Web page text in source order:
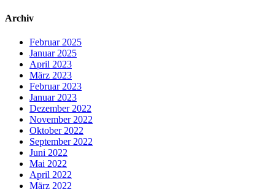
Archiv
Februar 2025
Januar 2025
April 2023
März 2023
Februar 2023
Januar 2023
Dezember 2022
November 2022
Oktober 2022
September 2022
Juni 2022
Mai 2022
April 2022
März 2022